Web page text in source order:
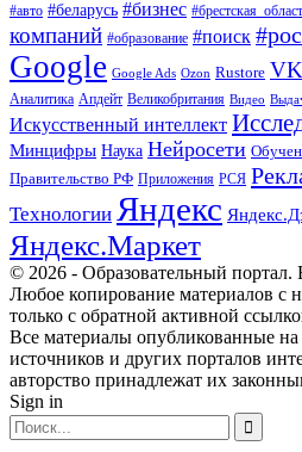
#авто #беларусь #бизнес
компаний #образование #поиск
Google Google Ads Ozon Rustore VK
Аналитика Апдейт Великобритания Видео
Искусственный интеллект
Минцифры Наука Нейросети
Правительство РФ Приложения РСЯ
Технологии Яндекс
Яндекс.Маркет
© 2026 - Образовательный
Любое копирование материалов с
только с обратной активной
Все материалы опубликованные
источников и других порталов
авторство принадлежат их
Sign in